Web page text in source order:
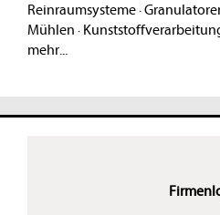
Reinraumsysteme·
Mühlen ·
mehr...